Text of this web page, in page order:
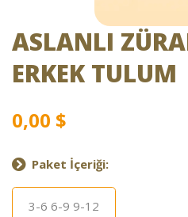
ASLANLI
ERKEK TULUM
0,00 $
Paket İçeriği:
3-6 6-9 9-12